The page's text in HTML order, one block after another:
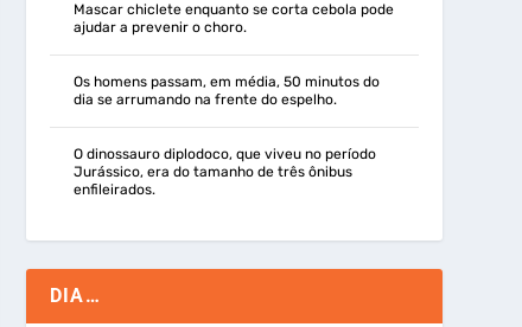
Mascar chiclete enquanto se corta cebola pode
ajudar a prevenir o choro.
Os homens passam, em média, 50 minutos do
dia se arrumando na frente do espelho.
O dinossauro diplodoco, que viveu no período
Jurássico, era do tamanho de três ônibus
enfileirados.
DIA…